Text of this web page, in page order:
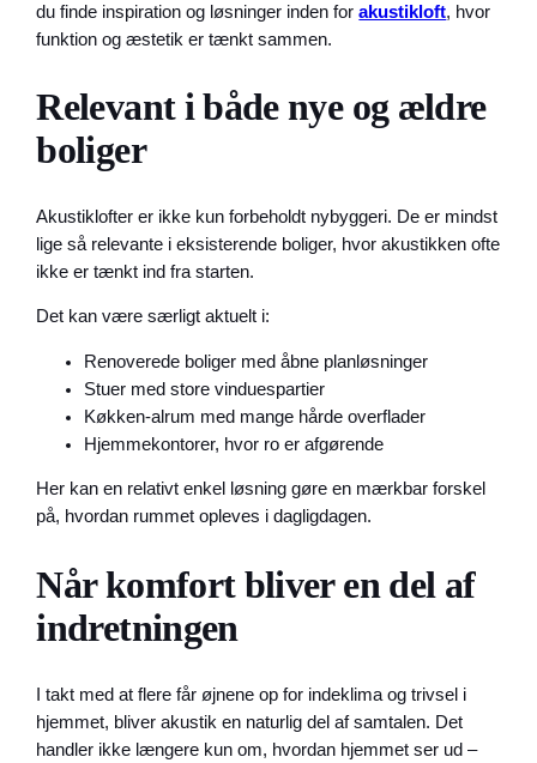
du finde inspiration og løsninger inden forakustikloft, hvor
funktion og æstetik er tænkt sammen.
Relevant i både nye og ældre
boliger
Akustiklofter er ikke kun forbeholdt nybyggeri. De er mindst
lige så relevante i eksisterende boliger, hvor akustikken ofte
ikke er tænkt ind fra starten.
Det kan være særligt aktuelt i:
Renoverede boliger med åbne planløsninger
Stuer med store vinduespartier
Køkken-alrum med mange hårde overflader
Hjemmekontorer, hvor ro er afgørende
Her kan en relativt enkel løsning gøre en mærkbar forskel
på, hvordan rummet opleves i dagligdagen.
Når komfort bliver en del af
indretningen
I takt med at flere får øjnene op for indeklima og trivsel i
hjemmet, bliver akustik en naturlig del af samtalen. Det
handler ikke længere kun om, hvordan hjemmet ser ud –